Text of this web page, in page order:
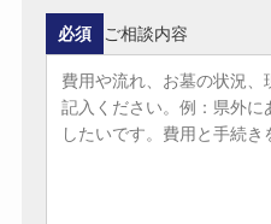
ご相談内容
必須